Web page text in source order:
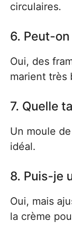
circulaires.
6. Peut-
Oui, des
marient très
7. Quelle
Un moule
idéal.
8. Puis-je
Oui, mais
la crème